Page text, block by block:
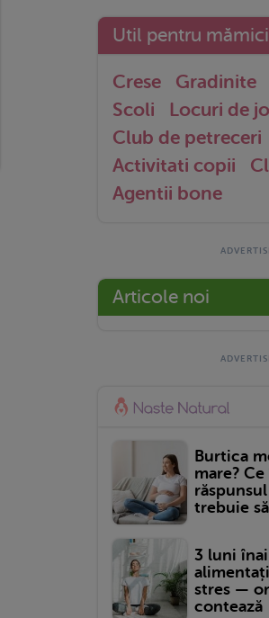
Util pentru mămici
Crese Gradinite
Scoli
Locuri de
Club de petreceri
Activitati copii
Agentii bone
Articole noi
Burtica
mare?
trebuie
3 luni
stres —
contează